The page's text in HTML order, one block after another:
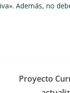
Además, no
Proyecto